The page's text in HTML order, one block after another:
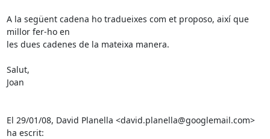
A la següent cadena ho tradueixes com et proposo, així que
millor fer-ho en
les dues cadenes de la mateixa manera.
Salut,
Joan
El 29/01/08, David Planella <david.planella@googlemail.com>
ha escrit: